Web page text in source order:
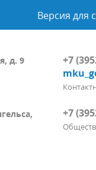
Версия для
д. 9
+7
+7